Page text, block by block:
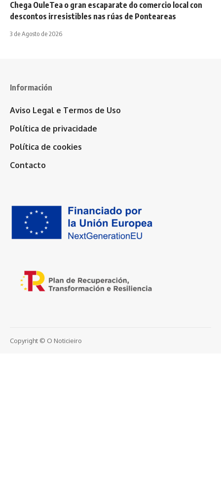
Chega OuleTea o gran escaparate do comercio local con
descontos irresistibles nas rúas de Ponteareas
3 de Agosto de 2026
Información
Aviso Legal e Termos de Uso
Política de privacidade
Política de cookies
Contacto
Copyright © O Noticieiro